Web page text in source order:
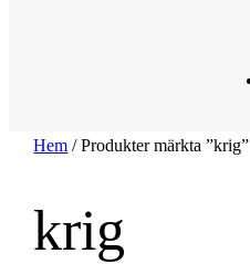
Hem / Produkter märkta ”krig”
krig